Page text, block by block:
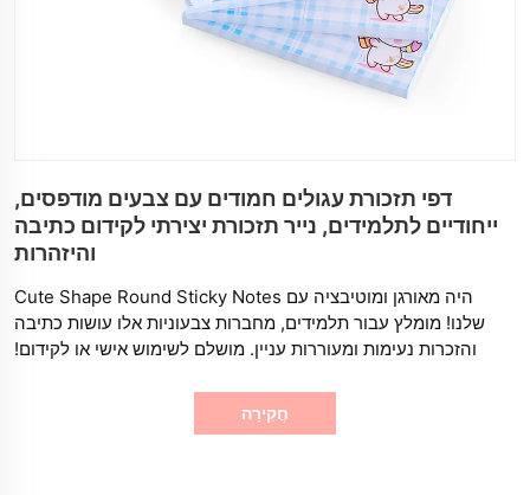
דפי תזכורת עגולים חמודים עם צבעים מודפסים,
ייחודיים לתלמידים, נייר תזכורת יצירתי לקידום כתיבה
והיזהרות
היה מאורגן ומוטיבציה עם Cute Shape Round Sticky Notes
שלנו! מומלץ עבור תלמידים, מחברות צבעוניות אלו עושות כתיבה
והזכרות נעימות ומעוררות עניין. מושלם לשימוש אישי או לקידום!
חֲקִירָה